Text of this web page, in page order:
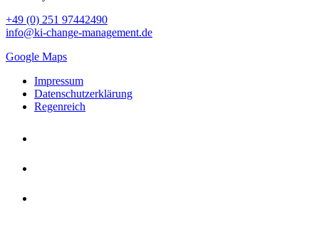
+49 (0) 251 97442490
info@ki-change-management.de
Google Maps
Impressum
Datenschutzerklärung
Regenreich